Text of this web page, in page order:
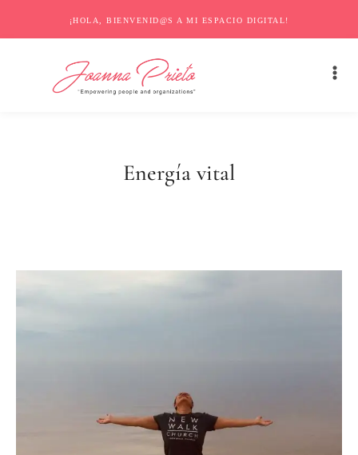
¡HOLA, BIENVENID@S A MI ESPACIO DIGITAL!
Energía vital